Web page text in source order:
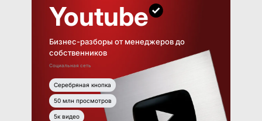
Youtube
Бизнес-разборы от менеджеров до
собственников
Социальная сеть
Серебряная кнопка
50 млн просмотров
5к видео